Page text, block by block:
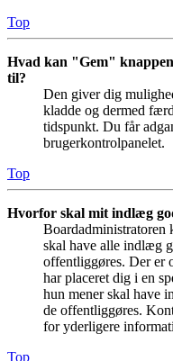
Top
Hvad kan "Gem"
til?
Den giver dig
kladde og dermed
tidspunkt. Du får
brugerkontrolpanelet.
Top
Hvorfor skal mit indlæg
Boardadministratoren
skal have alle indlæg
offentliggøres. Der er
har placeret dig i en
hun mener skal have
de offentliggøres.
for yderligere
Top